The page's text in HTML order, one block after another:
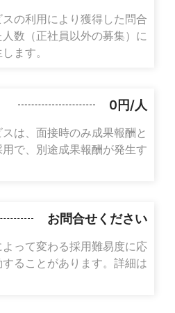
の利用により獲得した問合
数（正社員以外の募集）に
ます。
0円/人
は、面接時のみ成果報酬と
で、別途成果報酬が発生す
お問合せください
って変わる採用難易度に応
ることがあります。詳細は